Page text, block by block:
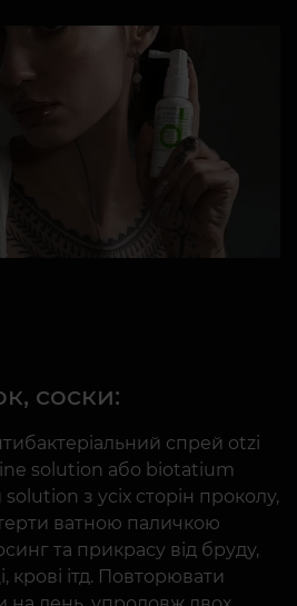
соски:
спрей otzi
solution або biotatium
з усіх сторін проколу,
ватною паличкою
та прикрасу від бруду,
крові ітд. Повторювати